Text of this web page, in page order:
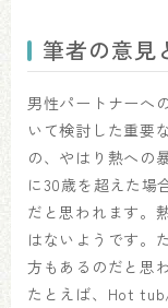
筆者の意見
男性パートナーへ
いて検討した重要
の、やはり熱への
に30歳を超えた場
だと思われます。
はないようです。
方もあるのだと思
たとえば、Hot